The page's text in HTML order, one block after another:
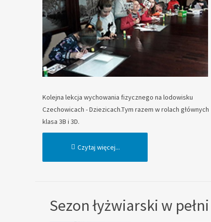
Kolejna lekcja wychowania fizycznego na lodowisku
Czechowicach - Dziezicach.Tym razem w rolach głównych
klasa 3B i 3D.
Czytaj więcej...
Sezon łyżwiarski w pełni